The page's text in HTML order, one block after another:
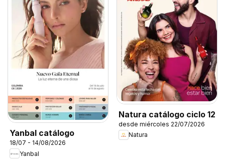
Yanbal catálogo
18/07 - 14/08/2026
Yanbal
Natura catálogo ciclo 12
desde miércoles 22/07/2026
Natura